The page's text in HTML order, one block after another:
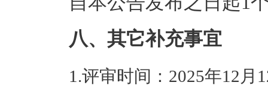
八、其它补充事宜
1.评审时间：2025年12月